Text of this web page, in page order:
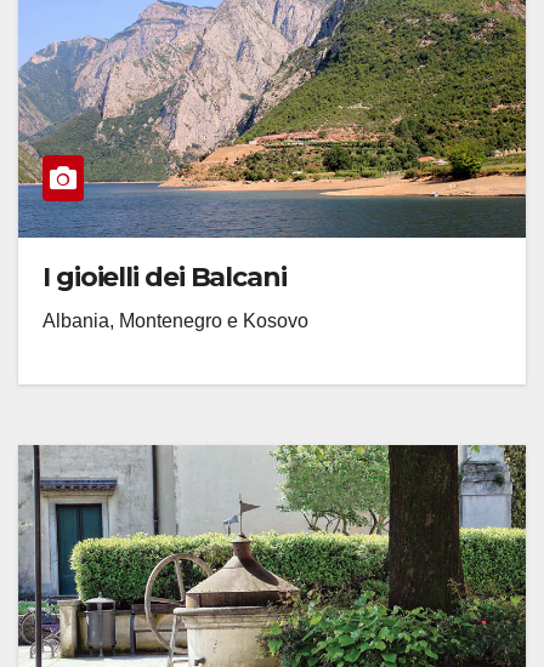
I gioielli dei Balcani
Albania, Montenegro e Kosovo